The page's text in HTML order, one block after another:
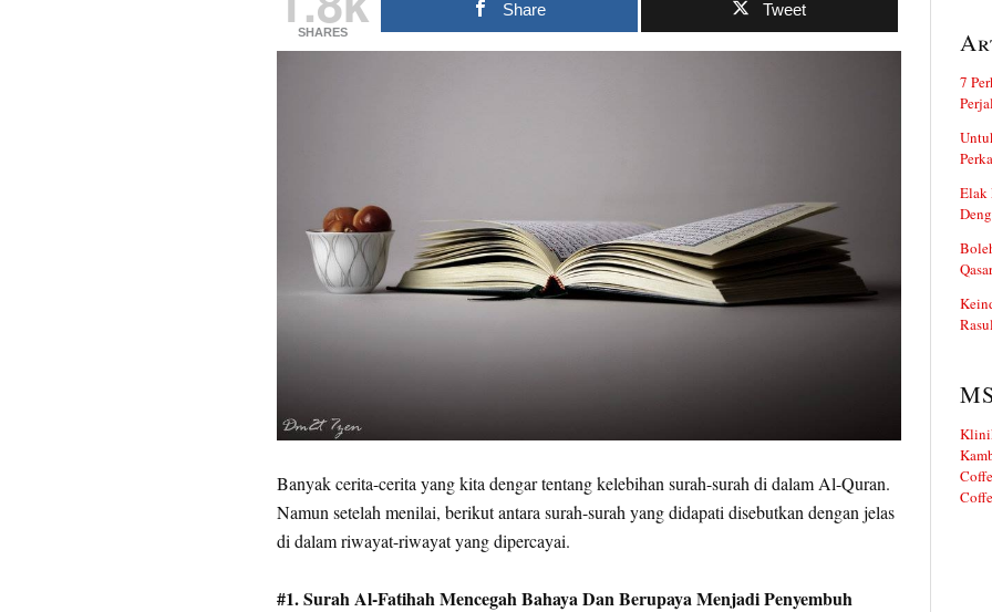
SHARES
Share Tweet
Banyak cerita-cerita yang kita dengar tentang kelebihan surah-surah di dalam Al-Quran.
Namun setelah menilai, berikut antara surah-surah yang didapati disebutkan dengan jelas
di dalam riwayat-riwayat yang dipercayai.
#1. Surah Al-Fatihah Mencegah Bahaya Dan Berupaya Menjadi Penyembuh
7
Elak